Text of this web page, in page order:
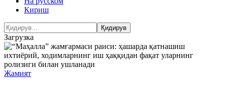
Кириш
Загрузка
Жамият